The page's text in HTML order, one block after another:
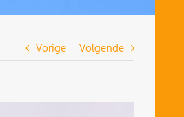
Vorige Volgende